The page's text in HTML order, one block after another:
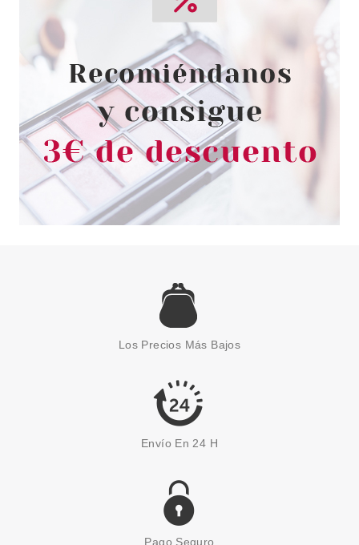
GUERLAIN
GUERLAIN PARURE GOLD SKIN
MATTE BASE DE MAQUILLAJE
1N NEUTRE
Pvr 83.00€
-31%
desde
57.07€
Los Precios Más Bajos
Envío En 24 H
Pago Seguro